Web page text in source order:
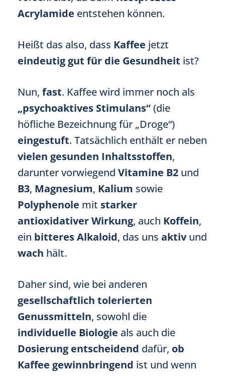
Acrylamide entstehen können.
Heißt das also, dass Kaffee jetzt
eindeutig gut für die Gesundheit ist?
Nun, fast. Kaffee wird immer noch als
„psychoaktives Stimulans“(die
höfliche Bezeichnung für „Droge“)
eingestuft. Tatsächlich enthält er neben
vielen gesunden Inhaltsstoffen,
darunter vorwiegend Vitamine B2 und
B3, Magnesium, Kalium sowie
Polyphenole mit starker
antioxidativer Wirkung, auch Koffein,
ein bitteres Alkaloid, das uns aktivund
wach hält.
Daher sind, wie bei anderen
gesellschaftlich tolerierten
Genussmitteln, sowohl die
individuelle Biologie als auch die
Dosierung entscheidend dafür, ob
Kaffee gewinnbringend ist und wenn